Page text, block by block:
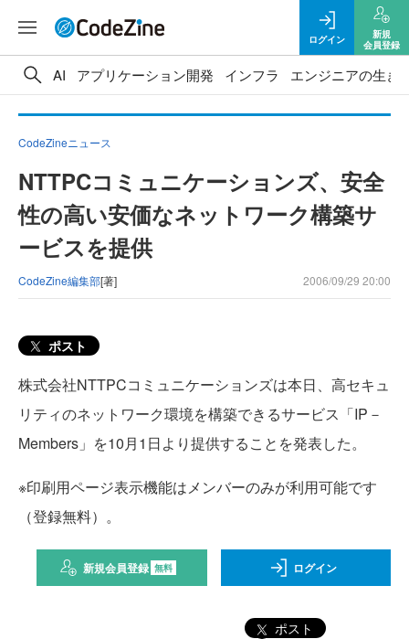
ログイン
新規
会員登録
AI アプリケーション開発 インフラ エンジニアの生き
CodeZineニュース
NTTPCコミュニケーションズ、安全
性の高い安価なネットワーク構築サ
ービスを提供
CodeZine編集部[著] 2006/09/29 20:00
ポスト
株式会社NTTPCコミュニケーションズは本日、高セキュ
リティのネットワーク環境を構築できるサービス「IP－
Members」を10月1日より提供することを発表した。
※印刷用ページ表示機能はメンバーのみが利用可能です
（登録無料）。
新規会員登録 無料 ログイン
ポスト